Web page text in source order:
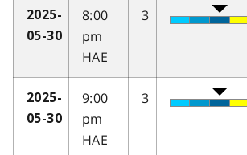
2025-
05-30
8:00
pm
HAE
3
2025-
05-30
9:00
pm
HAE
3